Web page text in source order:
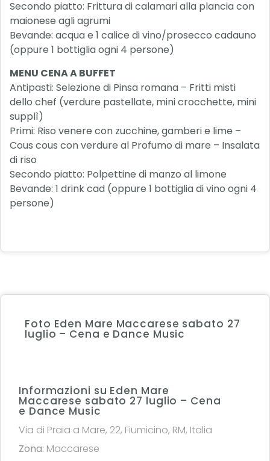
Secondo piatto: Frittura di calamari alla plancia con
maionese agli agrumi
Bevande: acqua e 1 calice di vino/prosecco cadauno
(oppure 1 bottiglia ogni 4 persone)
MENU CENA A BUFFET
Antipasti: Selezione di Pinsa romana – Fritti misti
dello chef (verdure pastellate, mini crocchette, mini
supplì)
Primi: Riso venere con zucchine, gamberi e lime –
Cous cous con verdure al Profumo di mare – Insalata
di riso
Secondo piatto: Polpettine di manzo al limone
Bevande: 1 drink cad (oppure 1 bottiglia di vino ogni 4
persone)
Foto Eden Mare Maccarese sabato 27
luglio – Cena e Dance Music
Informazioni su Eden Mare
Maccarese sabato 27 luglio – Cena
e Dance Music
Via di Praia a Mare, 22, Fiumicino, RM, Italia
Zona: Maccarese